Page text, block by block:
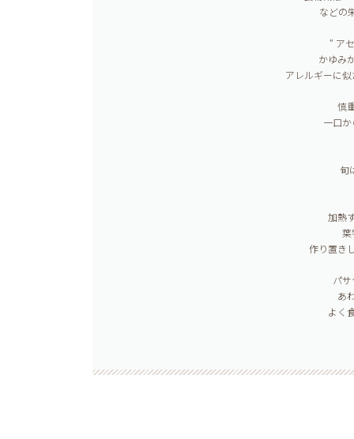
などの
“ ア
かゆみ
アレルギーに似
慎
一口か
旬
加熱
葉
作り置き
パ
あ
よく